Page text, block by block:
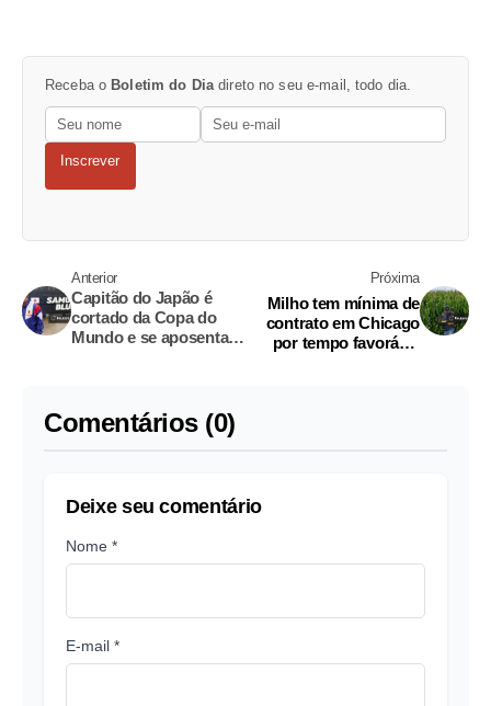
Receba o Boletim do Dia direto no seu e-mail, todo dia.
Inscrever
Anterior
Capitão do Japão é
cortado da Copa do
Mundo e se aposenta
Próxima
Milho tem mínima de
contrato em Chicago
por tempo favorável
Comentários (0)
Deixe seu comentário
Nome *
E-mail *